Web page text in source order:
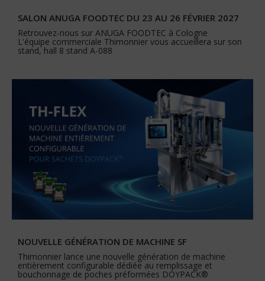
SALON ANUGA FOODTEC DU 23 AU 26 FÉVRIER 2027
Retrouvez-nous sur ANUGA FOODTEC à Cologne
L'équipe commerciale Thimonnier vous accueillera sur son
stand, hall 8 stand A-088
NOUVELLE GÉNÉRATION DE MACHINE SF
Thimonnier lance une nouvelle génération de machine
entièrement configurable dédiée au remplissage et
bouchonnage de poches préformées DOYPACK®